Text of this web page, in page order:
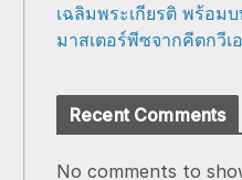
เฉลิมพระเกียรติ พร้อม
มาสเตอร์พีซจากคีตกวีเ
Recent Comments
No comments to